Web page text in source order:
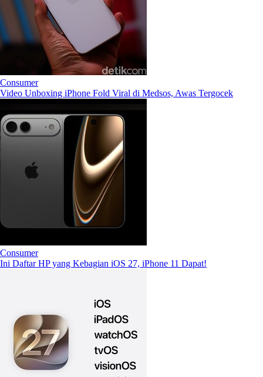
Consumer
Video Unboxing iPhone Fold Viral di Medsos, Awas Tergocek
Consumer
Ini Daftar HP yang Kebagian iOS 27, iPhone 11 Dapat!